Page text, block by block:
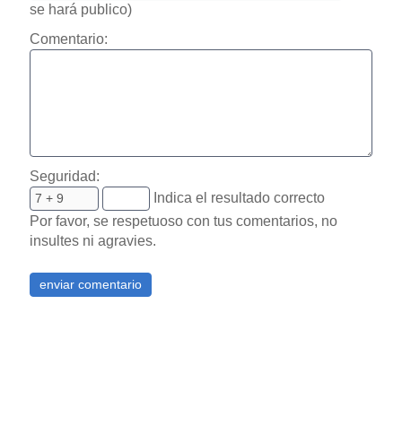
se hará publico)
Comentario:
Seguridad:
Indica el resultado correcto
Por favor, se respetuoso con tus comentarios, no
insultes ni agravies.